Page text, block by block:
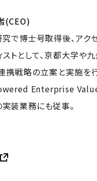
(CEO)
で博士号取得後、アク
ストとして、京都大学や
携戦略の立案と実施を
Enterprise
装業務にも従事。